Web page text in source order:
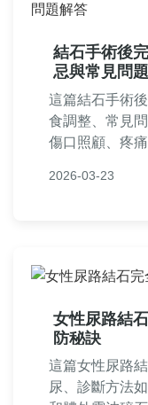
結石手術後
忌與常見問
這篇結石手術
食調整、常見
傷口照顧、疼
解決所有術後疑
2026-03-23
女性尿路結
防秘訣
這篇女性尿路
尿、診斷方法